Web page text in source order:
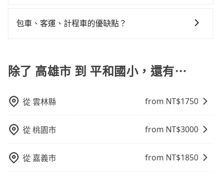
小的風險。最後，雖然路邊隨租隨還看似方便，但實際
相關法規。
9人以上之廂型車，其實屬違法。在現行法律下，營業小
行照不符，連司機的駕照都會不符。在路上被警察盤查
請下車終止行程事小，如果發生意外，保險公司可不予
給賭上。通常人數沒有超過10位，建議預約一台九人座
台中巴比較方便。但也有例外，比方說有些山區或路段
台確認。
包車、客運、計程車的優缺點？
運：最經濟實惠的交通方式，通常有固定的路線和時間
表。不必擔心自己開車的安全風險。但是客運的班次和
不必擔心停車位的問題。但是，計程車的費用相對較
除了 高雄市 到 平和國小，還有⋯
從雲林縣 from NT$1750
從桃園市 from NT$3000
從 嘉義市 from NT$1850